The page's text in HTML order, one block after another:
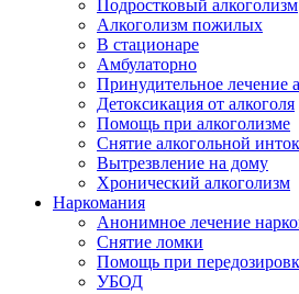
Подростковый алкоголизм
Алкоголизм пожилых
В стационаре
Амбулаторно
Принудительное лечение
Детоксикация от алкоголя
Помощь при алкоголизме
Снятие алкогольной
Вытрезвление на дому
Хронический алкоголизм
Наркомания
Анонимное лечение
Снятие ломки
Помощь при
УБОД